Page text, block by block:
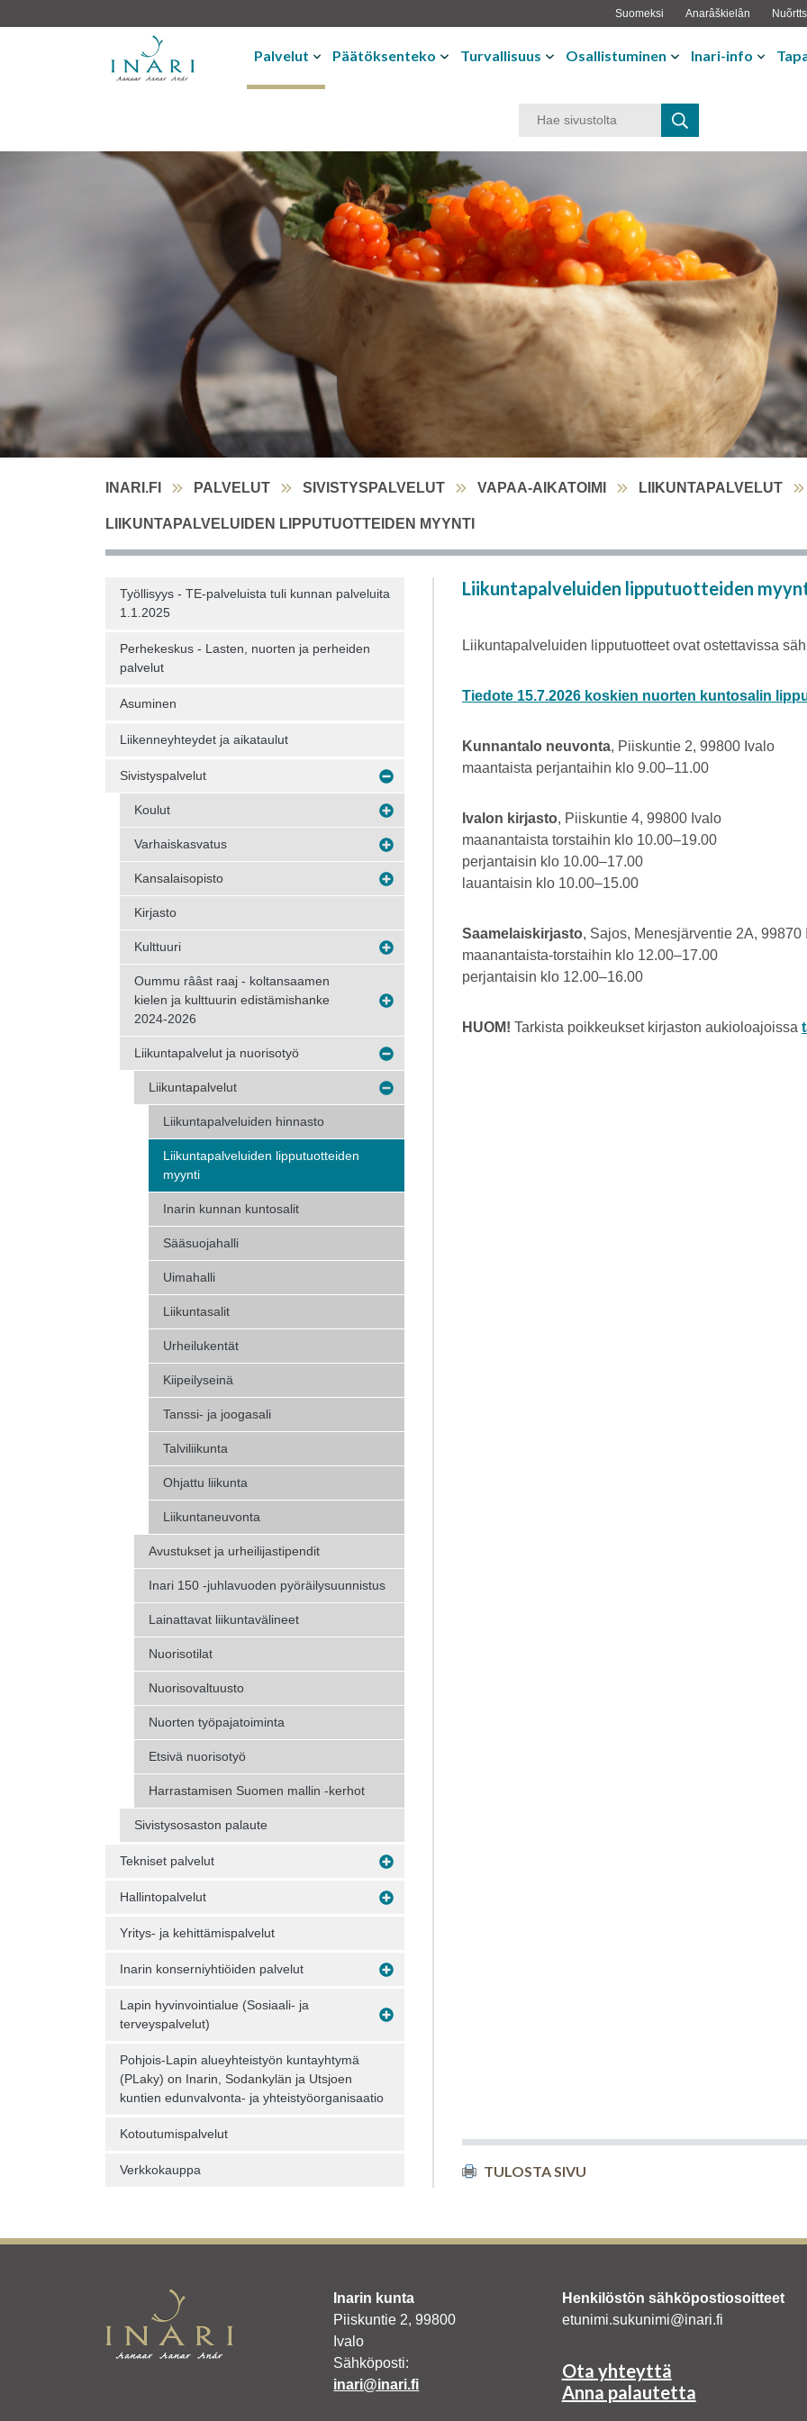
Suomeksi Anarâškielân
Palvelut Päätöksenteko Turvallisuus Osallistuminen Inari-info
INARI.FI PALVELUT SIVISTYSPALVELUT VAPAA-AIKATOIMI LIIKUNTAPALVELUT
LIIKUNTAPALVELUIDEN LIPPUTUOTTEIDEN MYYNTI
Työllisyys - TE-palveluista tuli kunnan palveluita
1.1.2025
Perhekeskus - Lasten, nuorten ja perheiden
palvelut
Asuminen
Liikenneyhteydet ja aikataulut
Sivistyspalvelut
Koulut
Varhaiskasvatus
Kansalaisopisto
Kirjasto
Kulttuuri
Oummu rââst raaj - koltansaamen
kielen ja kulttuurin edistämishanke
2024-2026
Liikuntapalvelut ja nuorisotyö
Liikuntapalvelut
Liikuntapalveluiden hinnasto
Liikuntapalveluiden lipputuotteiden
myynti
Inarin kunnan kuntosalit
Sääsuojahalli
Uimahalli
Liikuntasalit
Urheilukentät
Kiipeilyseinä
Tanssi- ja joogasali
Talviliikunta
Ohjattu liikunta
Liikuntaneuvonta
Avustukset ja urheilijastipendit
Inari 150 -juhlavuoden pyöräilysuunnistus
Lainattavat liikuntavälineet
Nuorisotilat
Nuorisovaltuusto
Nuorten työpajatoiminta
Etsivä nuorisotyö
Harrastamisen Suomen mallin -kerhot
Sivistysosaston palaute
Tekniset palvelut
Hallintopalvelut
Yritys- ja kehittämispalvelut
Inarin konserniyhtiöiden palvelut
Lapin hyvinvointialue (Sosiaali- ja
terveyspalvelut)
Pohjois-Lapin alueyhteistyön kuntayhtymä
(PLaky) on Inarin, Sodankylän ja Utsjoen
kuntien edunvalvonta- ja yhteistyöorganisaatio
Kotoutumispalvelut
Verkkokauppa
Liikuntapalveluiden lipputuotteiden
Liikuntapalveluiden lipputuotteet ovat ostettavissa
Tiedote 15.7.2026 koskien nuorten kuntosalin
Kunnantalo neuvonta, Piiskuntie 2, 99800 Ivalo
maantaista perjantaihin klo 9.00–11.00
Ivalon kirjasto, Piiskuntie 4, 99800 Ivalo
maanantaista torstaihin klo 10.00–19.00
perjantaisin klo 10.00–17.00
lauantaisin klo 10.00–15.00
Saamelaiskirjasto, Sajos, Menesjärventie 2A, 99870
maanantaista-torstaihin klo 12.00–17.00
perjantaisin klo 12.00–16.00
HUOM! Tarkista poikkeukset kirjaston aukioloajoissa
TULOSTA SIVU
Inarin kunta
Piiskuntie 2, 99800
Ivalo
Sähköposti:
inari@inari.fi
Henkilöstön sähköpostiosoitteet
etunimi.sukunimi@inari.fi
Ota yhteyttä
Anna palautetta